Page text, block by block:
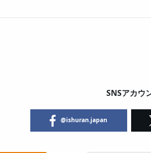
SNSアカウ
@ishuran.japan